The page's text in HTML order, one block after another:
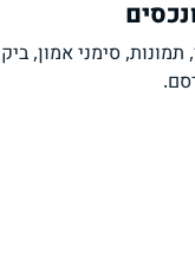
תמונות, סימני אמון,